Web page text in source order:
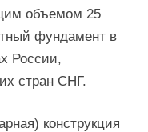
объемом 25
фундамент в
России,
стран СНГ.
конструкция